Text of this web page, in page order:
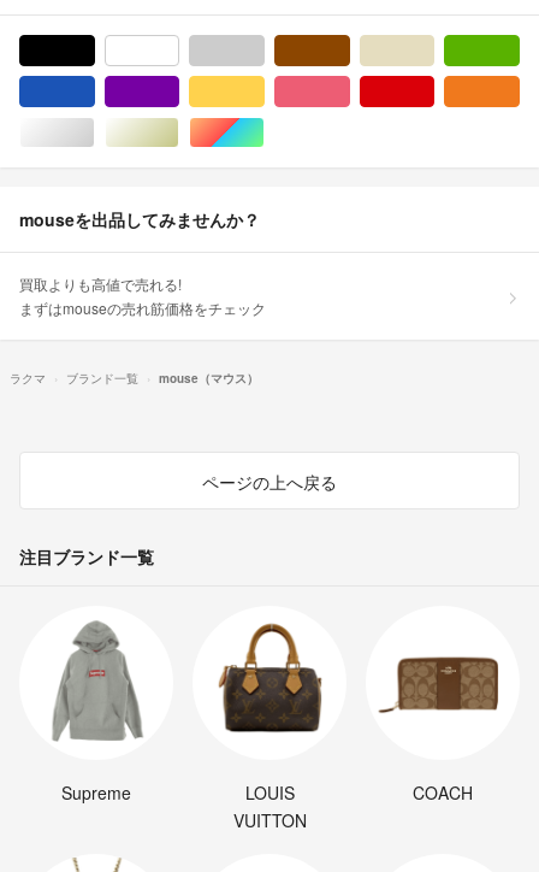
シルバー/銀色系ゴールド/金色系マルチカラー
mouseを出品してみませんか？
買取よりも高値で売れる!
まずはmouseの売れ筋価格をチェック
ラクマ ブランド一覧 mouse（マウス）
ページの上へ戻る
注目ブランド一覧
Supreme
LOUIS
VUITTON
COACH